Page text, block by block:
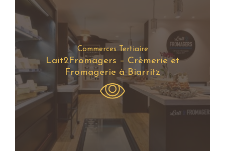
Commerces Tertiaire
Lait2Fromagers – Crèmerie et
Fromagerie à Biarritz